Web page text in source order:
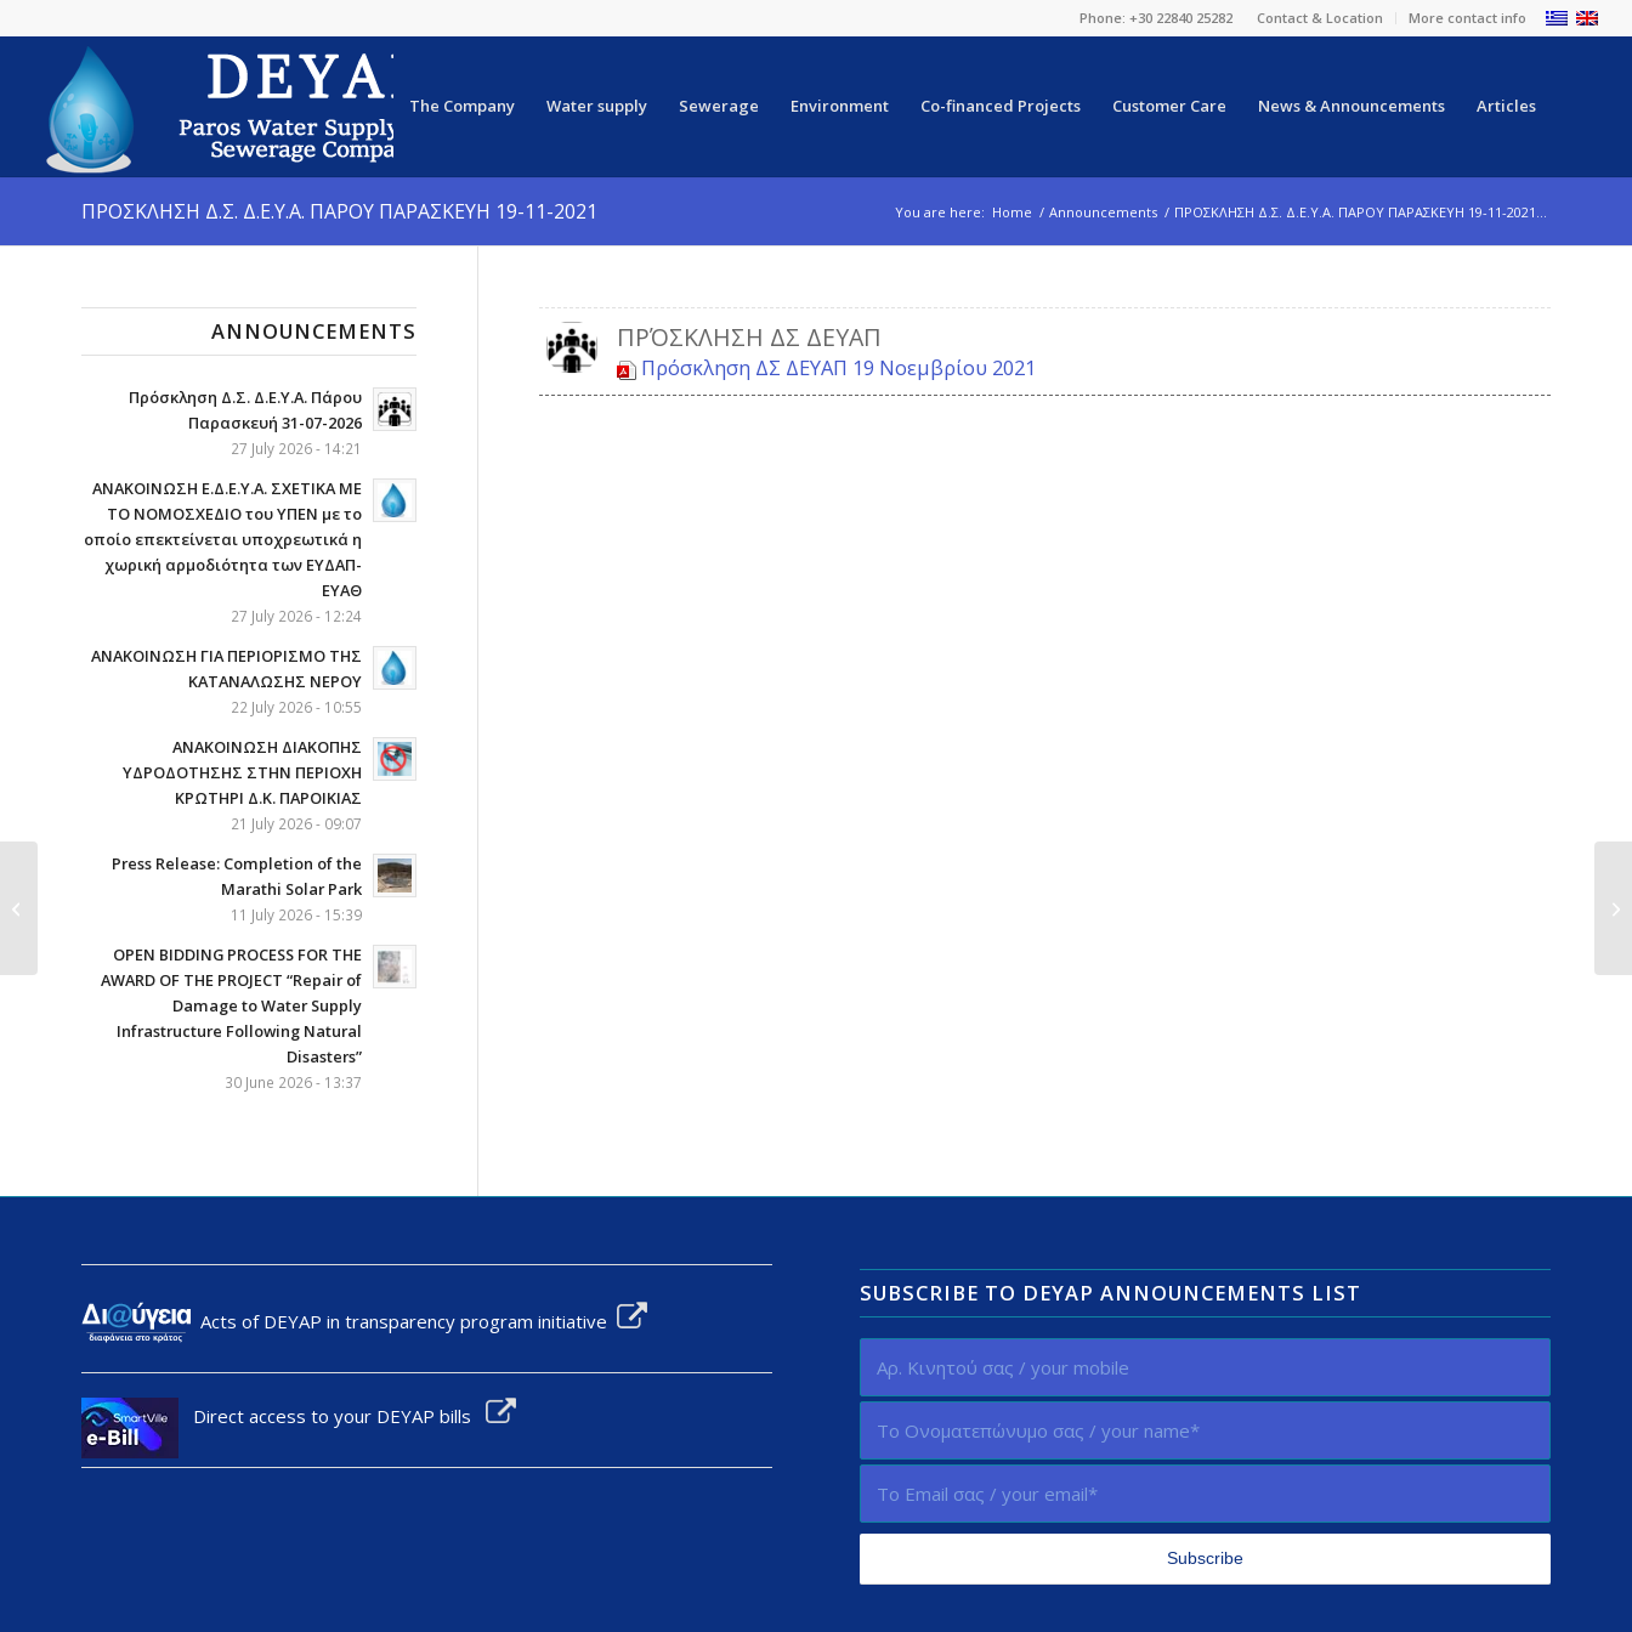
Contact & Location More contact info
Phone: +30 22840 25282
The Company Water supply Sewerage Environment Co-financed Projects Customer Care News & Announcements Articles
ΠΡΟΣΚΛΗΣΗ Δ.Σ. Δ.Ε.Υ.Α. ΠΑΡΟΥ ΠΑΡΑΣΚΕΥΗ 19-11-2021 You are here: Home / Announcements / ΠΡΟΣΚΛΗΣΗ Δ.Σ. Δ.Ε.Υ.Α. ΠΑΡΟΥ ΠΑΡΑΣΚΕΥΗ 19-11-2021...
ΠΡΌΣΚΛΗΣΗ ΔΣ ΔΕΥΑΠ
Πρόσκληση ΔΣ ΔΕΥΑΠ 19 Νοεμβρίου 2021
ANNOUNCEMENTS
Πρόσκληση Δ.Σ. Δ.Ε.Υ.Α. Πάρου
Παρασκευή 31-07-2026
27 July 2026 - 14:21
ΑΝΑΚΟΙΝΩΣΗ Ε.Δ.Ε.Υ.Α. ΣΧΕΤΙΚΑ ΜΕ
ΤΟ ΝΟΜΟΣΧΕΔΙΟ του ΥΠΕΝ με το
οποίο επεκτείνεται υποχρεωτικά η
χωρική αρμοδιότητα των ΕΥΔΑΠ-
ΕΥΑΘ
27 July 2026 - 12:24
ΑΝΑΚΟΙΝΩΣΗ ΓΙΑ ΠΕΡΙΟΡΙΣΜΟ ΤΗΣ
ΚΑΤΑΝΑΛΩΣΗΣ ΝΕΡΟΥ
22 July 2026 - 10:55
AΝΑΚΟΙΝΩΣΗ ΔΙΑΚΟΠΗΣ
ΥΔΡΟΔΟΤΗΣΗΣ ΣΤΗΝ ΠΕΡΙΟΧΗ
ΚΡΩΤΗΡΙ Δ.Κ. ΠΑΡΟΙΚΙΑΣ
21 July 2026 - 09:07
Press Release: Completion of the
Marathi Solar Park
11 July 2026 - 15:39
OPEN BIDDING PROCESS FOR THE
AWARD OF THE PROJECT “Repair of
Damage to Water Supply
Infrastructure Following Natural
Disasters”
30 June 2026 - 13:37
Acts of DEYAP in transparency program initiative
Direct access to your DEYAP bills
SUBSCRIBE TO DEYAP ANNOUNCEMENTS LIST